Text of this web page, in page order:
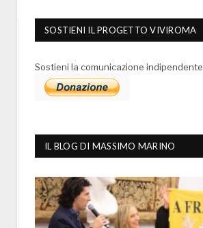
SOSTIENI IL PROGETTO VIVIROMA
Sostieni la comunicazione indipendente
IL BLOG DI MASSIMO MARINO